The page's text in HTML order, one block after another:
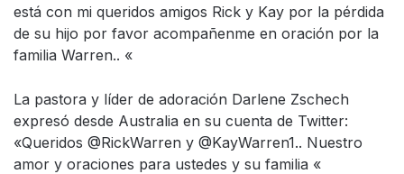
está con mi queridos amigos Rick y Kay por la pérdida
de su hijo por favor acompañenme en oración por la
familia Warren.. «
La pastora y líder de adoración Darlene Zschech
expresó desde Australia en su cuenta de Twitter:
«Queridos @RickWarren y @KayWarren1.. Nuestro
amor y oraciones para ustedes y su familia «